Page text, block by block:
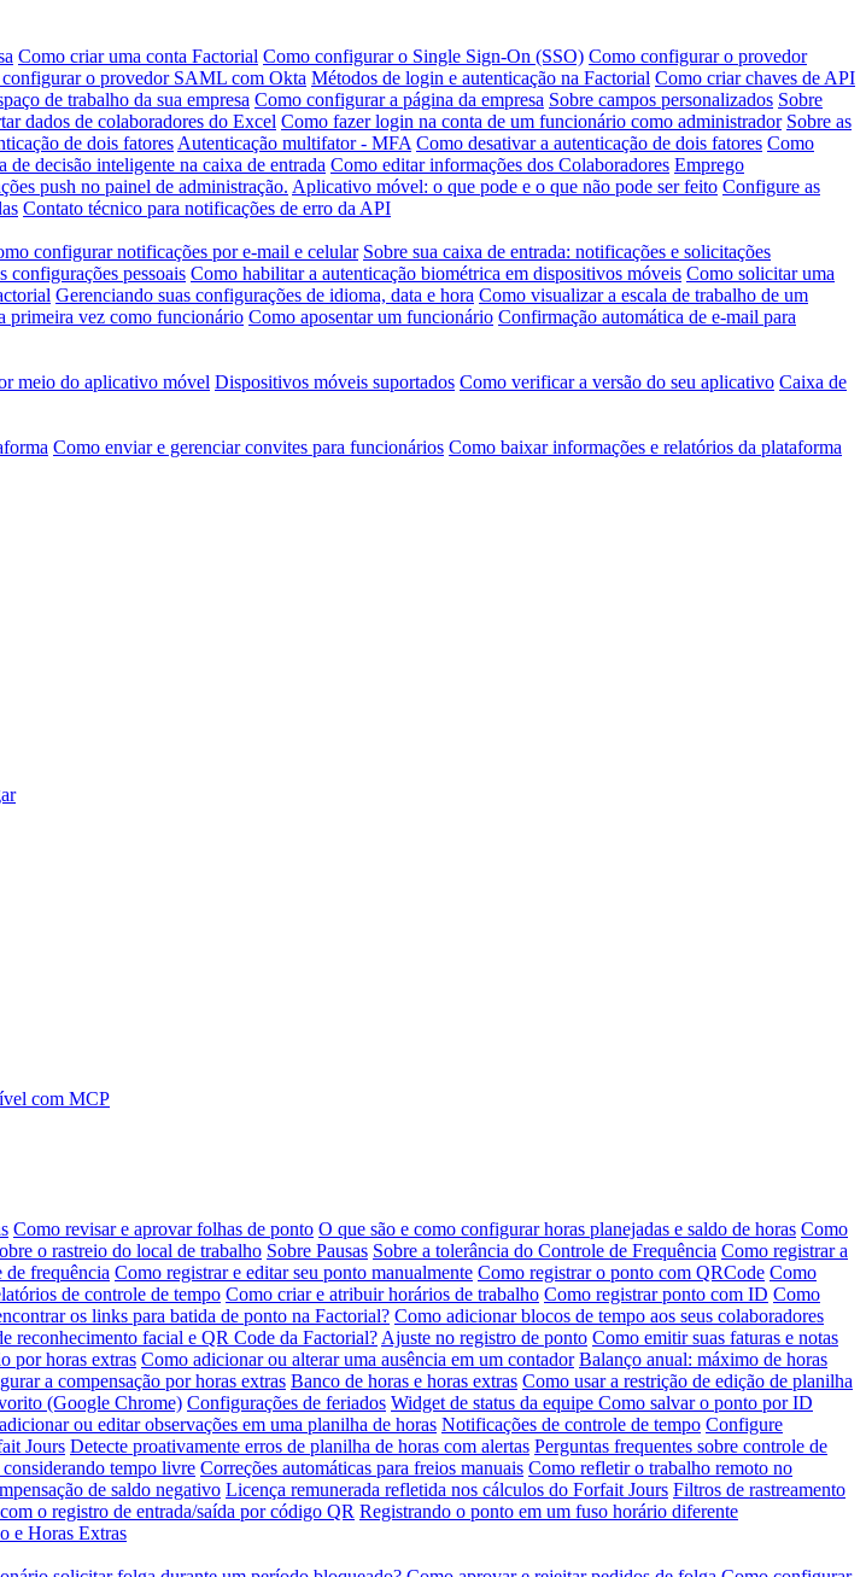
Como criar uma conta Factorial Como configurar o Single Sign-On (SSO) Como configurar o provedor
o provedor SAML com Okta Métodos de login e autenticação na Factorial Como criar chaves de API
de trabalho da sua empresa Como configurar a página da empresa Sobre campos personalizados Sobre
dados de colaboradores do Excel Como fazer login na conta de um funcionário como administrador Sobre as
de dois fatores Autenticação multifator - MFA Como desativar a autenticação de dois fatores Como
de decisão inteligente na caixa de entrada Como editar informações dos Colaboradores Emprego
push no painel de administração. Aplicativo móvel: o que pode e o que não pode ser feito Configure as
Contato técnico para notificações de erro da API
configurar notificações por e-mail e celular Sobre sua caixa de entrada: notificações e solicitações
configurações pessoais Como habilitar a autenticação biométrica em dispositivos móveis Como solicitar uma
Gerenciando suas configurações de idioma, data e hora Como visualizar a escala de trabalho de um
primeira vez como funcionário Como aposentar um funcionário Confirmação automática de e-mail para
meio do aplicativo móvel Dispositivos móveis suportados Como verificar a versão do seu aplicativo Caixa de
Como enviar e gerenciar convites para funcionários Como baixar informações e relatórios da plataforma
com MCP
Como revisar e aprovar folhas de ponto O que são e como configurar horas planejadas e saldo de horas Como
o rastreio do local de trabalho Sobre Pausas Sobre a tolerância do Controle de Frequência Como registrar a
frequência Como registrar e editar seu ponto manualmente Como registrar o ponto com QRCode Como
de controle de tempo Como criar e atribuir horários de trabalho Como registrar ponto com ID Como
os links para batida de ponto na Factorial? Como adicionar blocos de tempo aos seus colaboradores
reconhecimento facial e QR Code da Factorial? Ajuste no registro de ponto Como emitir suas faturas e notas
por horas extras Como adicionar ou alterar uma ausência em um contador Balanço anual: máximo de horas
a compensação por horas extras Banco de horas e horas extras Como usar a restrição de edição de planilha
(Google Chrome) Configurações de feriados Widget de status da equipe Como salvar o ponto por ID
ou editar observações em uma planilha de horas Notificações de controle de tempo Configure
Jours Detecte proativamente erros de planilha de horas com alertas Perguntas frequentes sobre controle de
tempo livre Correções automáticas para freios manuais Como refletir o trabalho remoto no
de saldo negativo Licença remunerada refletida nos cálculos do Forfait Jours Filtros de rastreamento
o registro de entrada/saída por código QR Registrando o ponto em um fuso horário diferente
e Horas Extras